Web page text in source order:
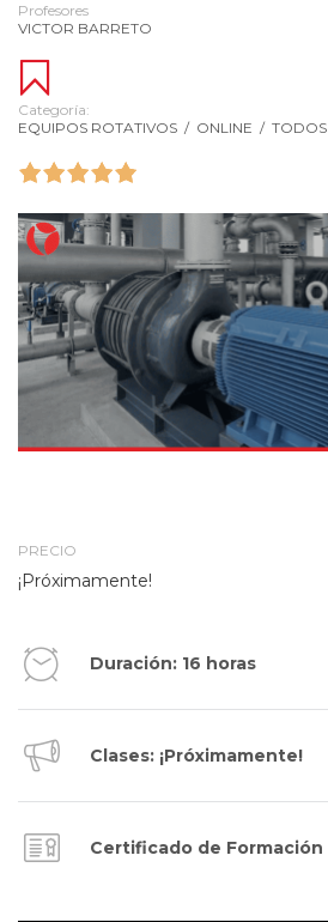
Profesores
VICTOR BARRETO
Categoría:
EQUIPOS ROTATIVOS / ONLINE / TODOS
PRECIO
¡Próximamente!
Duración: 16 horas
Clases: ¡Próximamente!
Certificado de Formación